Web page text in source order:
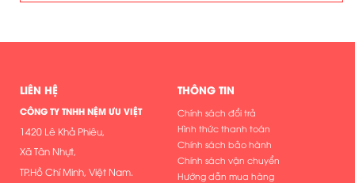
LIÊN HỆ
CÔNG TY TNHH NỆM ƯU VIỆT
1420 Lê Khả Phiêu,
Xã Tân Nhựt,
TP.Hồ Chí Minh, Việt Nam.
THÔNG TIN
Chính sách đổi trả
Hình thức thanh toán
Chính sách bảo hành
Chính sách vận chuyển
Hướng dẫn mua hàng